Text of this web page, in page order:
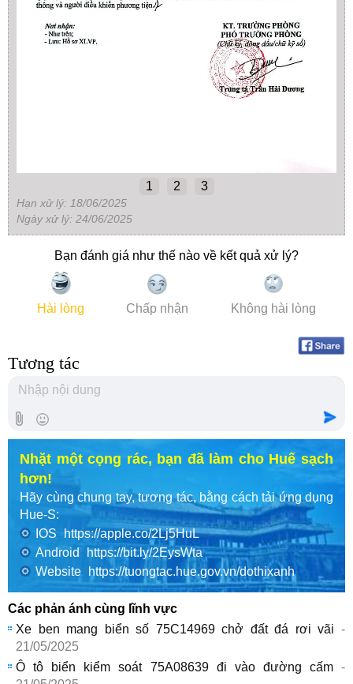
1 2 3
Hạn xử lý: 18/06/2025
Ngày xử lý: 24/06/2025
Bạn đánh giá như thế nào về kết quả xử lý?
Hài lòng Chấp nhận Không hài lòng
Tương tác
Nhặt một cọng rác, bạn đã làm cho Huế sạch
hơn!
Hãy cùng chung tay, tương tác, bằng cách tải ứng dụng
Hue-S:
IOS
https://apple.co/2Lj5HuL
Android
https://bit.ly/2EysWta
Website
https://tuongtac.hue.gov.vn/dothixanh
Các phản ánh cùng lĩnh vực
Xe ben mang biển số 75C14969 chở đất đá rơi vãi -
21/05/2025
Ô tô biển kiểm soát 75A08639 đi vào đường cấm-